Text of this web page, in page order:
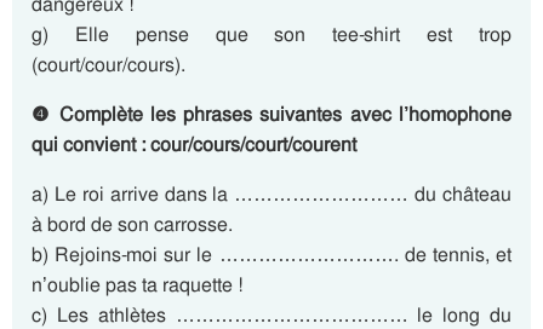
g) Elle pense que son tee-shirt est trop
(court/cour/cours).
❹ Complète les phrases suivantes avec l’homophone
qui convient : cour/cours/court/courent
a) Le roi arrive dans la ……………………… du château
à bord de son carrosse.
b) Rejoins-moi sur le ………………………. de tennis, et
n’oublie pas ta raquette !
c) Les athlètes ……………………………… le long du